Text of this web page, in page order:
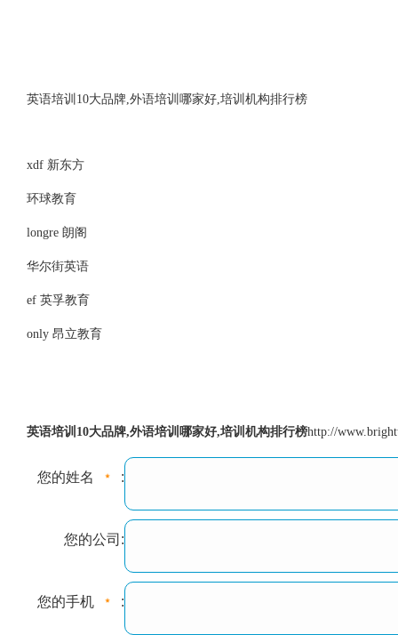
英语培训10大品牌,外语培训哪家好,培训机构排行榜
xdf 新东方
环球教育
longre 朗阁
华尔街英语
ef 英孚教育
only 昂立教育
英语培训10大品牌,外语培训哪家好,培训机构排行榜http://
您的姓名 :
您的公司:
您的手机 :